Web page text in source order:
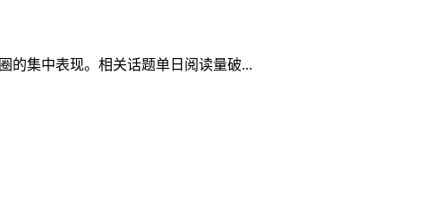
的集中表现。相关话题单日阅读量破...